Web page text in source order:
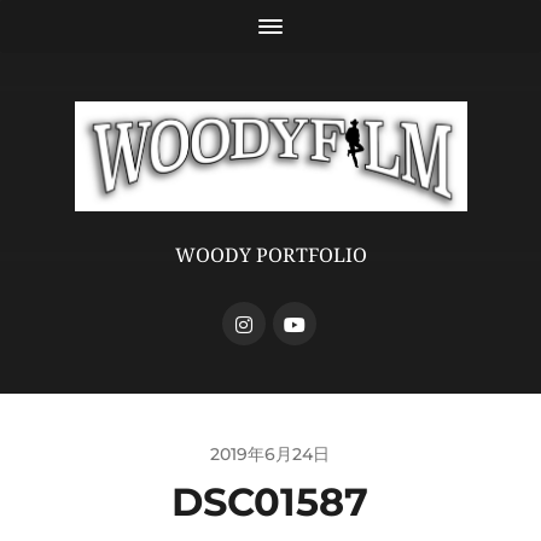
WOODY PORTFOLIO
2019年6月24日
DSC01587